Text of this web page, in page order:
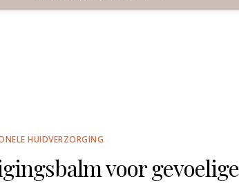
HUIDVERZORGING
voor gevoelige